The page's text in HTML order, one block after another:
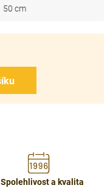
50 cm
Spolehlivost a kvalita